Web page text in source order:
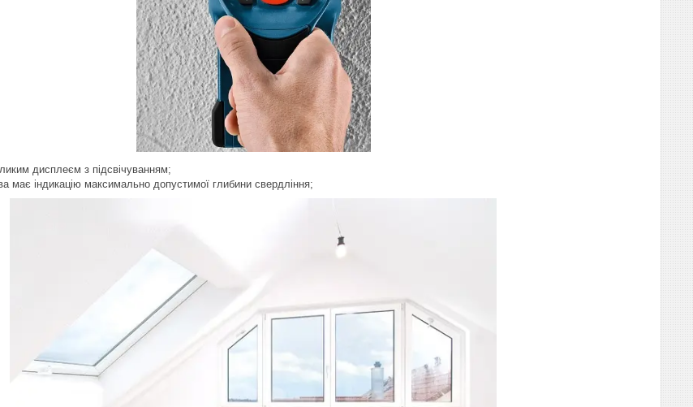
дисплеєм з підсвічуванням;
має індикацію максимально допустимої глибини свердління;